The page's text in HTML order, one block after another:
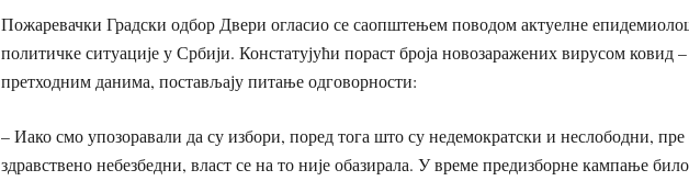
Пожаревачки Градски одбор Двери огласио се саопштењем поводом актуелне
политичке ситуације у Србији. Констатујући пораст броја новозаражених вирусом ковид
претходним данима, постављају питање одговорности:
– Иако смо упозоравали да су избори, поред тога што су недемократски и неслободни, пре
здравствено небезбедни, власт се на то није обазирала. У време предизборне кампање